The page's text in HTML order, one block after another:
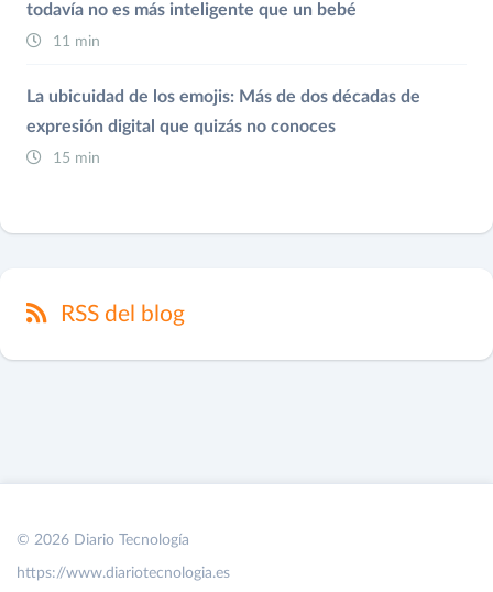
todavía no es más inteligente que un bebé
11 min
La ubicuidad de los emojis: Más de dos décadas de
expresión digital que quizás no conoces
15 min
RSS del blog
© 2026 Diario Tecnología
https://www.diariotecnologia.es